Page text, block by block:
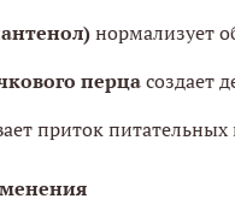
нормализует
перцасоздает
приток питательных